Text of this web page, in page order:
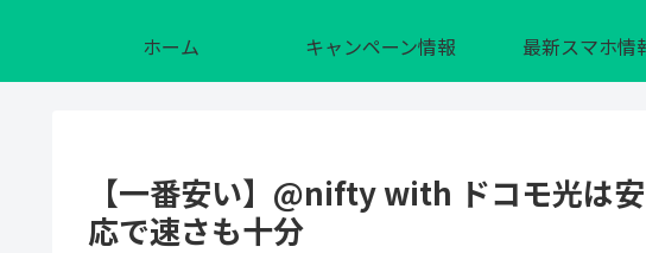
ホーム キャンペーン情報 最新スマホ情
【一番安い】@nifty with ドコモ光は
応で速さも十分